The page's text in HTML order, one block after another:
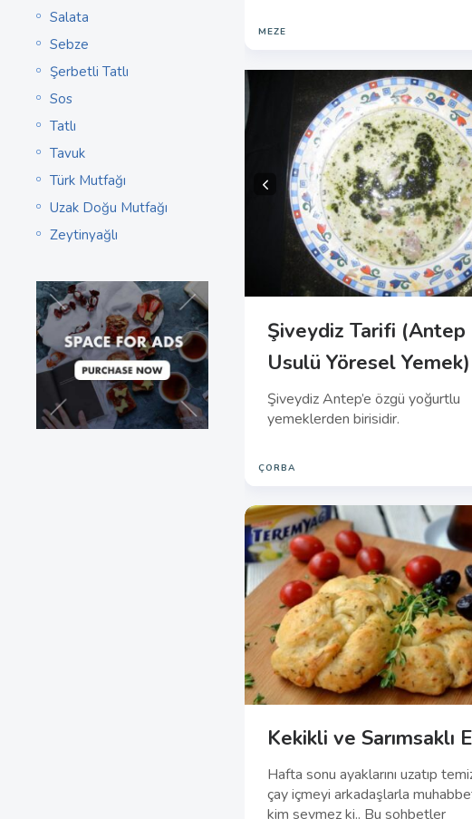
Salata
Sebze
Şerbetli Tatlı
Sos
Tatlı
Tavuk
Türk Mutfağı
Uzak Doğu Mutfağı
Zeytinyağlı
MEZE
Şiveydiz Tarifi (Antep
Usulü Yöresel Yemek)
Şiveydiz Antep’e özgü yoğurtlu
yemeklerden birisidir.
ÇORBA
Kekikli ve Sarımsaklı
Hafta sonu ayaklarını uzatıp
çay içmeyi arkadaşlarla
kim sevmez ki.. Bu sohbetler